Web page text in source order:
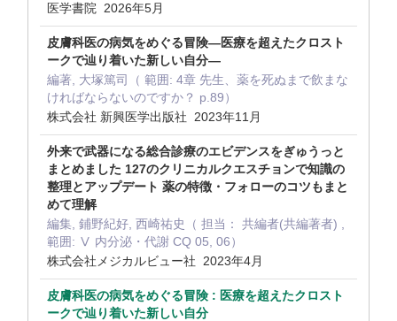
医学書院 2026年5月
皮膚科医の病気をめぐる冒険―医療を超えたクロスト
ークで辿り着いた新しい自分―
編著, 大塚篤司（ 範囲: 4章 先生、薬を死ぬまで飲まな
ければならないのですか？ p.89）
株式会社 新興医学出版社 2023年11月
外来で武器になる総合診療のエビデンスをぎゅうっと
まとめました 127のクリニカルクエスチョンで知識の
整理とアップデート 薬の特徴・フォローのコツもまと
めて理解
編集, 鋪野紀好, 西崎祐史（ 担当： 共編者(共編著者) ,
範囲: Ⅴ 内分泌・代謝 CQ 05, 06）
株式会社メジカルビュー社 2023年4月
皮膚科医の病気をめぐる冒険 : 医療を超えたクロスト
ークで辿り着いた新しい自分